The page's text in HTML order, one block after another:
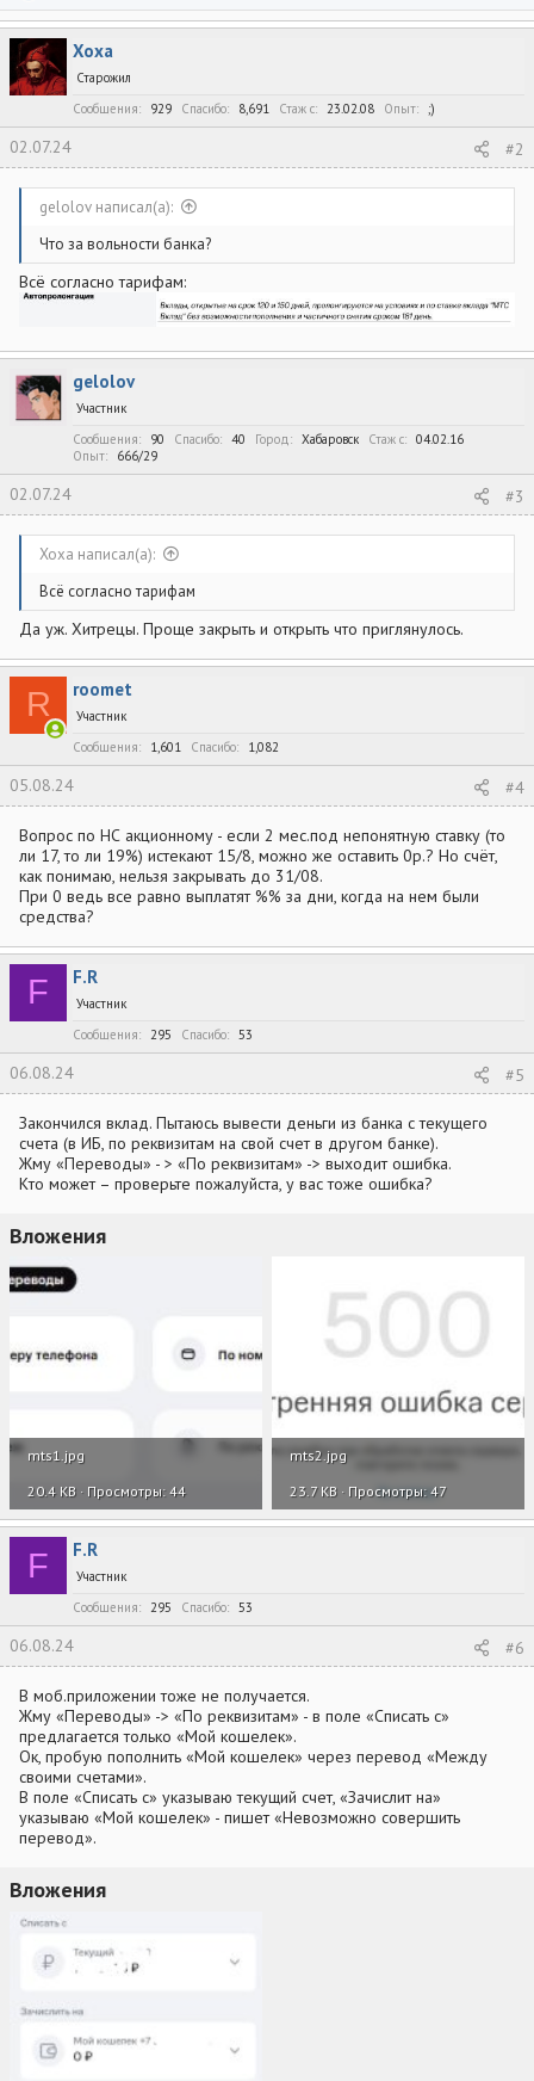
а
к
ц
и
и
Xoxa
Старожил
Сообщения
929 Спасибо 8,691 Стаж c 23.02.08 Опыт ;)
02.07.24 #2
gelolov написал(а):
Что за вольности банка?
Всё согласно тарифам:
gelolov
Участник
Сообщения
90 Спасибо 40 Город Хабаровск Стаж c
04.02.16
Опыт
666/29
02.07.24 #3
Xoxa написал(а):
Всё согласно тарифам
Да уж. Хитрецы. Проще закрыть и открыть что приглянулось.
R roomet
Участник
Сообщения
1,601 Спасибо 1,082
05.08.24 #4
Вопрос по НС акционному - если 2 мес.под непонятную ставку (то
ли 17, то ли 19%) истекают 15/8, можно же оставить 0р.? Но счёт,
как понимаю, нельзя закрывать до 31/08.
При 0 ведь все равно выплатят %% за дни, когда на нем были
средства?
F F.R
Участник
Сообщения
295 Спасибо 53
06.08.24 #5
Закончился вклад. Пытаюсь вывести деньги из банка с текущего
счета (в ИБ, по реквизитам на свой счет в другом банке).
Жму «Переводы» - > «По реквизитам» -> выходит ошибка.
Кто может – проверьте пожалуйста, у вас тоже ошибка?
Вложения
mts1.jpg
20.4 KB · Просмотры: 44
mts2.jpg
23.7 KB · Просмотры: 47
F F.R
Участник
Сообщения
295 Спасибо 53
06.08.24 #6
В моб.приложении тоже не получается.
Жму «Переводы» -> «По реквизитам» - в поле «Списать с»
предлагается только «Мой кошелек».
Ок, пробую пополнить «Мой кошелек» через перевод «Между
своими счетами».
В поле «Списать с» указываю текущий счет, «Зачислит на»
указываю «Мой кошелек» - пишет «Невозможно совершить
перевод».
Вложения